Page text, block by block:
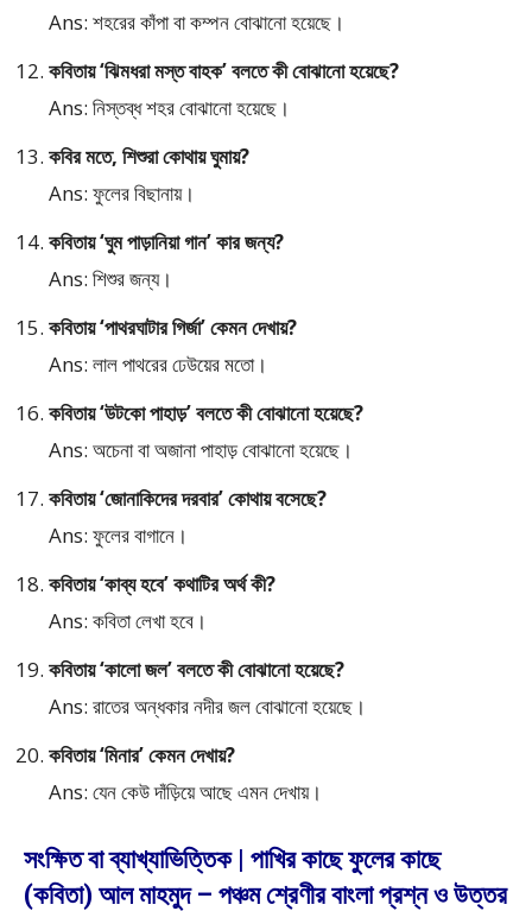
Ans: শহরের কাঁপা বা কম্পন বোঝানো হয়েছে।
কবিতায় ‘ঝিমধরা মস্ত বাহক’ বলতে কী বোঝানো হয়েছে?
Ans: নিস্তব্ধ শহর বোঝানো হয়েছে।
কবির মতে, শিশুরা কোথায় ঘুমায়?
Ans: ফুলের বিছানায়।
কবিতায় ‘ঘুম পাড়ানিয়া গান’ কার জন্য?
Ans: শিশুর জন্য।
কবিতায় ‘পাথরঘাটার গির্জা’ কেমন দেখায়?
Ans: লাল পাথরের ঢেউয়ের মতো।
কবিতায় ‘উটকো পাহাড়’ বলতে কী বোঝানো হয়েছে?
Ans: অচেনা বা অজানা পাহাড় বোঝানো হয়েছে।
কবিতায় ‘জোনাকিদের দরবার’ কোথায় বসেছে?
Ans: ফুলের বাগানে।
কবিতায় ‘কাব্য হবে’ কথাটির অর্থ কী?
Ans: কবিতা লেখা হবে।
কবিতায় ‘কালো জল’ বলতে কী বোঝানো হয়েছে?
Ans: রাতের অন্ধকার নদীর জল বোঝানো হয়েছে।
কবিতায় ‘মিনার’ কেমন দেখায়?
Ans: যেন কেউ দাঁড়িয়ে আছে এমন দেখায়।
সংক্ষিত বা ব্যাখ্যাভিত্তিক | পাখির কাছে ফুলের কাছে
(কবিতা) আল মাহমুদ – পঞ্চম শ্রেণীর বাংলা প্রশ্ন ও উত্তর